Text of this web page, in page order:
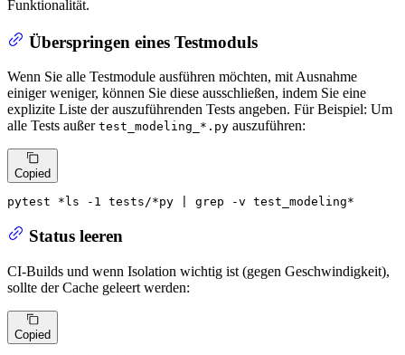
Funktionalität.
Überspringen eines Testmoduls
Wenn Sie alle Testmodule ausführen möchten, mit Ausnahme
einiger weniger, können Sie diese ausschließen, indem Sie eine
explizite Liste der auszuführenden Tests angeben. Für Beispiel: Um
alle Tests außer test_modeling_*.py auszuführen:
Copied
pytest *ls -1 tests/*py | grep -v test_modeling*
Status leeren
CI-Builds und wenn Isolation wichtig ist (gegen Geschwindigkeit),
sollte der Cache geleert werden:
Copied